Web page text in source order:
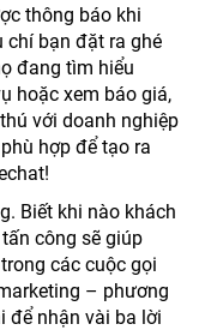
thông báo khi
chí bạn đặt ra ghé
đang tìm hiểu
hoặc xem báo giá,
với doanh nghiệp
hợp để tạo ra
Biết khi nào khách
tấn công sẽ giúp
các cuộc gọi
– phương
để nhận vài ba lời